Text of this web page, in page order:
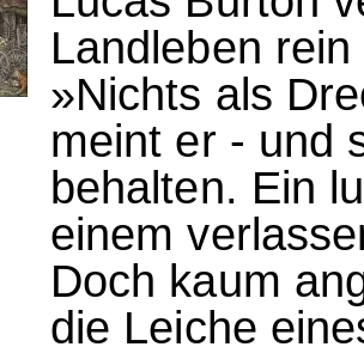
Landleben
»Nichts als
meint er - und
behalten. Ein
einem
Doch kaum
die Leiche